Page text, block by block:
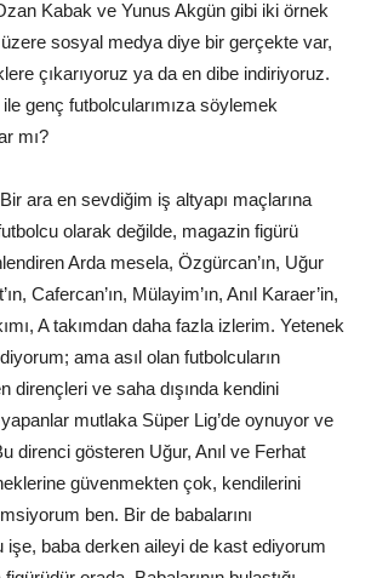
Kabak ve Yunus Akgün gibi iki örnek
sosyal medya diye bir gerçekte var,
çıkarıyoruz ya da en dibe indiriyoruz.
genç futbolcularımıza söylemek
mı?
Bir ara en sevdiğim iş altyapı maçlarına
olarak değilde, magazin figürü
Arda mesela, Özgürcan’ın, Uğur
Cafercan’ın, Mülayim’ın, Anıl Karaer’in,
A takımdan daha fazla izlerim. Yetenek
ama asıl olan futbolcuların
dirençleri ve saha dışında kendini
mutlaka Süper Lig’de oynuyor ve
direnci gösteren Uğur, Anıl ve Ferhat
güvenmekten çok, kendilerini
ben. Bir de babalarını
işe, baba derken aileyi de kast ediyorum